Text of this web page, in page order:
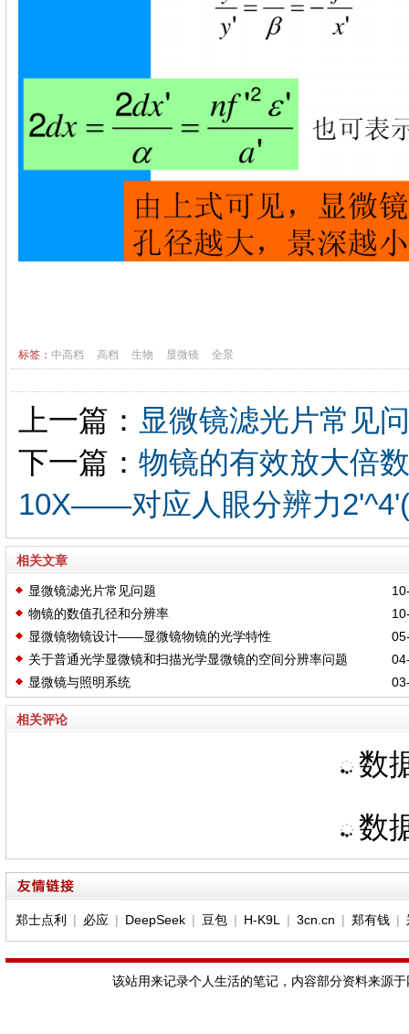
标签： 中高档 高档 生物 显微镜 全景
上一篇： 显微镜滤光片常见
下一篇： 物镜的有效放大倍
10X——对应人眼分辨力
相关文章
显微镜滤光片常见问题
物镜的数值孔径和分辨率
显微镜物镜设计——显微镜物镜的光学特性
关于普通光学显微镜和扫描光学显微镜的空间分辨率问题
显微镜与照明系统
相关评论
数
数
郑士点利 | 必应 | DeepSeek| 豆包| H-K9L | 3cn.cn | 郑有钱|
该站用来记录个人生活的笔记，内容部分资料来源